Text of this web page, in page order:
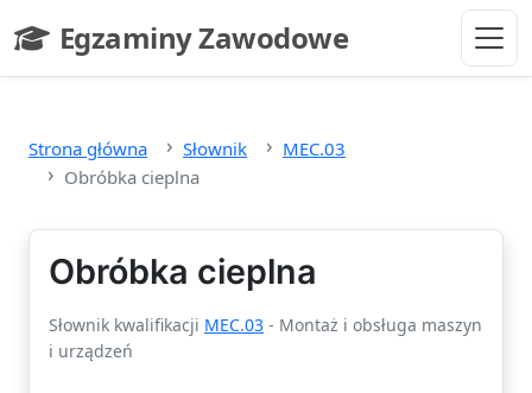
Egzaminy Zawodowe
- strona główna
Strona główna Słownik
MEC.03
Obróbka cieplna
Obróbka cieplna
Słownik kwalifikacji MEC.03 - Montaż i obsługa maszyn
i urządzeń